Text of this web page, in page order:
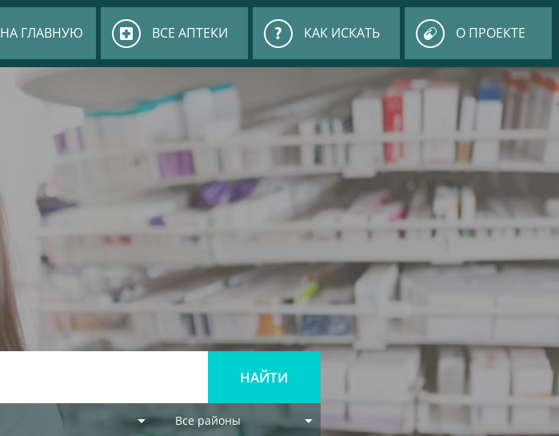
НА ГЛАВНУЮ ВСЕ АПТЕКИ КАК ИСКАТЬ О ПРОЕКТЕ
Все районы